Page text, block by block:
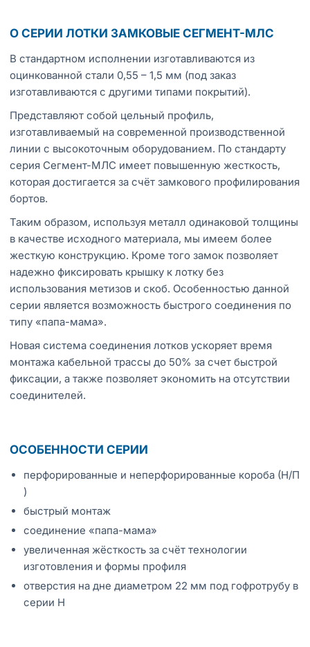
О СЕРИИ ЛОТКИ ЗАМКОВЫЕ СЕГМЕНТ-МЛС
В стандартном исполнении изготавливаются из
оцинкованной стали 0,55 – 1,5 мм (под заказ
изготавливаются с другими типами покрытий).
Представляют собой цельный профиль,
изготавливаемый на современной производственной
линии с высокоточным оборудованием. По стандарту
серия Сегмент-МЛС имеет повышенную жесткость,
которая достигается за счёт замкового профилирования
бортов.
Таким образом, используя металл одинаковой толщины
в качестве исходного материала, мы имеем более
жесткую конструкцию. Кроме того замок позволяет
надежно фиксировать крышку к лотку без
использования метизов и скоб. Особенностью данной
серии является возможность быстрого соединения по
типу «папа-мама».
Новая система соединения лотков ускоряет время
монтажа кабельной трассы до 50% за счет быстрой
фиксации, а также позволяет экономить на отсутствии
соединителей.
ОСОБЕННОСТИ СЕРИИ
перфорированные и неперфорированные короба (Н/П
)
быстрый монтаж
соединение «папа-мама»
увеличенная жёсткость за счёт технологии
изготовления и формы профиля
отверстия на дне диаметром 22 мм под гофротрубу в
серии Н